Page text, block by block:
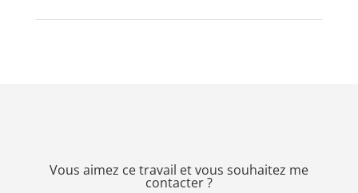
Vous aimez ce travail et vous souhaitez me
contacter ?